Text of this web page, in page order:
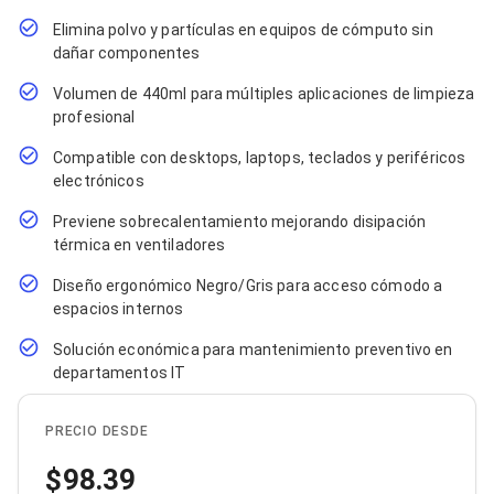
Cables Coaxiales
Accesorios para Cables
Conectores
Tapas y Cajas
Pinzas Ponchadoras
Probadores de Cable
Protectores para Cables
Cables para Impresoras
Cableado Estructurado
Sujetadores de Cables
Cinchos
Adaptadores
Adaptadores PC
Adaptadores PC USB
Adaptadores PC Serial
Adaptadores PC IDE
Adaptadores PC Teclado
Elimina polvo y partículas en equipos de cómputo sin
dañar componentes
Volumen de 440ml para múltiples aplicaciones de limpieza
profesional
Compatible con desktops, laptops, teclados y periféricos
electrónicos
Previene sobrecalentamiento mejorando disipación
térmica en ventiladores
Diseño ergonómico Negro/Gris para acceso cómodo a
espacios internos
Solución económica para mantenimiento preventivo en
departamentos IT
PRECIO DESDE
98.39